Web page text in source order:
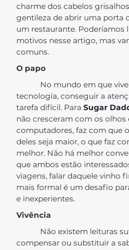
charme dos cabelos
gentileza de abrir uma porta
um restaurante. Poderíamos
motivos nesse artigo, mas
comuns.
O papo
No mundo em que
tecnologia, conseguir a
tarefa difícil. ParaSugar
não cresceram com os olhos
computadores, faz com que
deles seja maior, o que faz
melhor. Não há melhor
que ambos estão
viagens, falar daquele vinho
mais formal é um desafio
e inexperientes.
Vivência
Não existem leituras
compensar ou substituir a